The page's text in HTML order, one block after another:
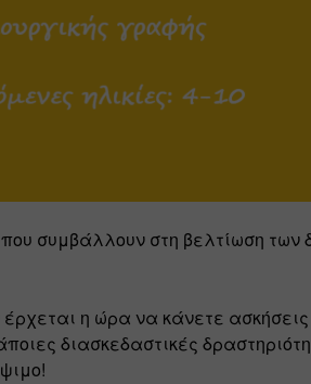
συμβάλλουν στη βελτίωση των
έρχεται η ώρα να κάνετε
διασκεδαστικές